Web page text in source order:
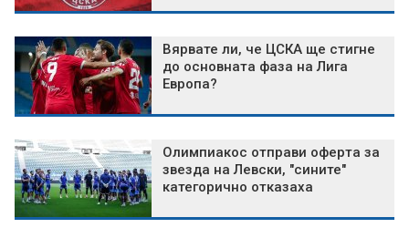
Вярвате ли, че ЦСКА ще стигне
до основната фаза на Лига
Европа?
Олимпиакос отправи оферта за
звезда на Левски, "сините"
категорично отказаха